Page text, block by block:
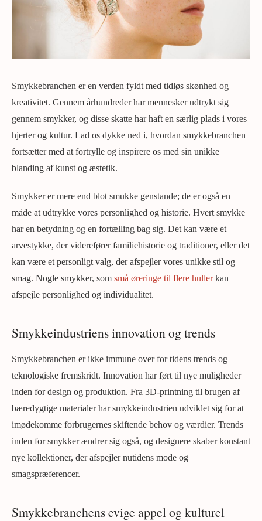
Smykkebranchen er en verden fyldt med tidløs skønhed og
kreativitet. Gennem århundreder har mennesker udtrykt sig
gennem smykker, og disse skatte har haft en særlig plads i vores
hjerter og kultur. Lad os dykke ned i, hvordan smykkebranchen
fortsætter med at fortrylle og inspirere os med sin unikke
blanding af kunst og æstetik.
Smykker er mere end blot smukke genstande; de er også en
måde at udtrykke vores personlighed og historie. Hvert smykke
har en betydning og en fortælling bag sig. Det kan være et
arvestykke, der viderefører familiehistorie og traditioner, eller det
kan være et personligt valg, der afspejler vores unikke stil og
smag. Nogle smykker, som små øreringe til flere hullerkan
afspejle personlighed og individualitet.
Smykkeindustriens innovation og trends
Smykkebranchen er ikke immune over for tidens trends og
teknologiske fremskridt. Innovation har ført til nye muligheder
inden for design og produktion. Fra 3D-printning til brugen af
bæredygtige materialer har smykkeindustrien udviklet sig for at
imødekomme forbrugernes skiftende behov og værdier. Trends
inden for smykker ændrer sig også, og designere skaber konstant
nye kollektioner, der afspejler nutidens mode og
smagspræferencer.
Smykkebranchens evige appel og kulturel